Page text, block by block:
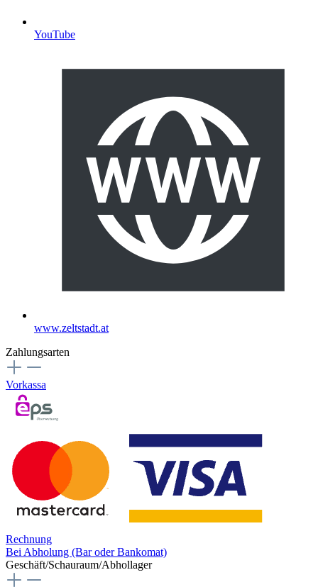
YouTube
www.zeltstadt.at
Zahlungsarten
Vorkassa
Rechnung
Bei Abholung (Bar oder Bankomat)
Geschäft/Schauraum/Abhollager